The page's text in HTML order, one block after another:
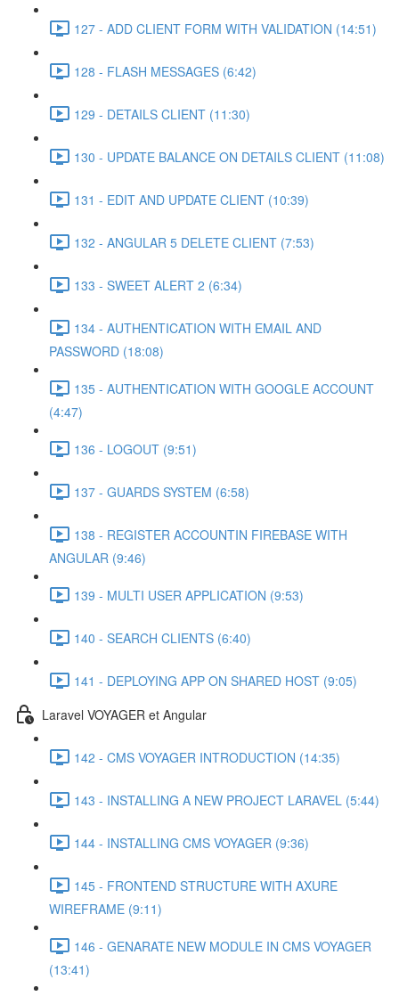
127 - ADD CLIENT FORM WITH VALIDATION (14:51)
128 - FLASH MESSAGES (6:42)
129 - DETAILS CLIENT (11:30)
130 - UPDATE BALANCE ON DETAILS CLIENT (11:08)
131 - EDIT AND UPDATE CLIENT (10:39)
132 - ANGULAR 5 DELETE CLIENT (7:53)
133 - SWEET ALERT 2 (6:34)
134 - AUTHENTICATION WITH EMAIL AND
PASSWORD (18:08)
135 - AUTHENTICATION WITH GOOGLE ACCOUNT
(4:47)
136 - LOGOUT (9:51)
137 - GUARDS SYSTEM (6:58)
138 - REGISTER ACCOUNTIN FIREBASE WITH
ANGULAR (9:46)
139 - MULTI USER APPLICATION (9:53)
140 - SEARCH CLIENTS (6:40)
141 - DEPLOYING APP ON SHARED HOST (9:05)
Laravel VOYAGER et Angular
142 - CMS VOYAGER INTRODUCTION (14:35)
143 - INSTALLING A NEW PROJECT LARAVEL (5:44)
144 - INSTALLING CMS VOYAGER (9:36)
145 - FRONTEND STRUCTURE WITH AXURE
WIREFRAME (9:11)
146 - GENARATE NEW MODULE IN CMS VOYAGER
(13:41)